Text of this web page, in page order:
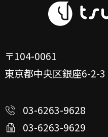
〒104-0061
東京都中央区銀座6-2-3
03-6263-9628
03-6263-9629